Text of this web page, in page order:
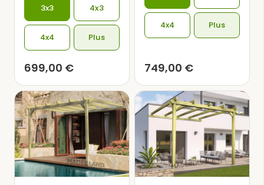
3x3 4x3
4x4 Plus
699,00 €
4x4 Plus
749,00 €